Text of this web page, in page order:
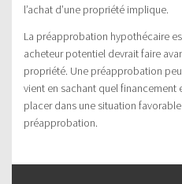
l’achat d’une propriété implique.
La préapprobation hypothécaire
acheteur potentiel devrait faire
propriété. Une préapprobation
vient en sachant quel
placer dans une situation
préapprobation.